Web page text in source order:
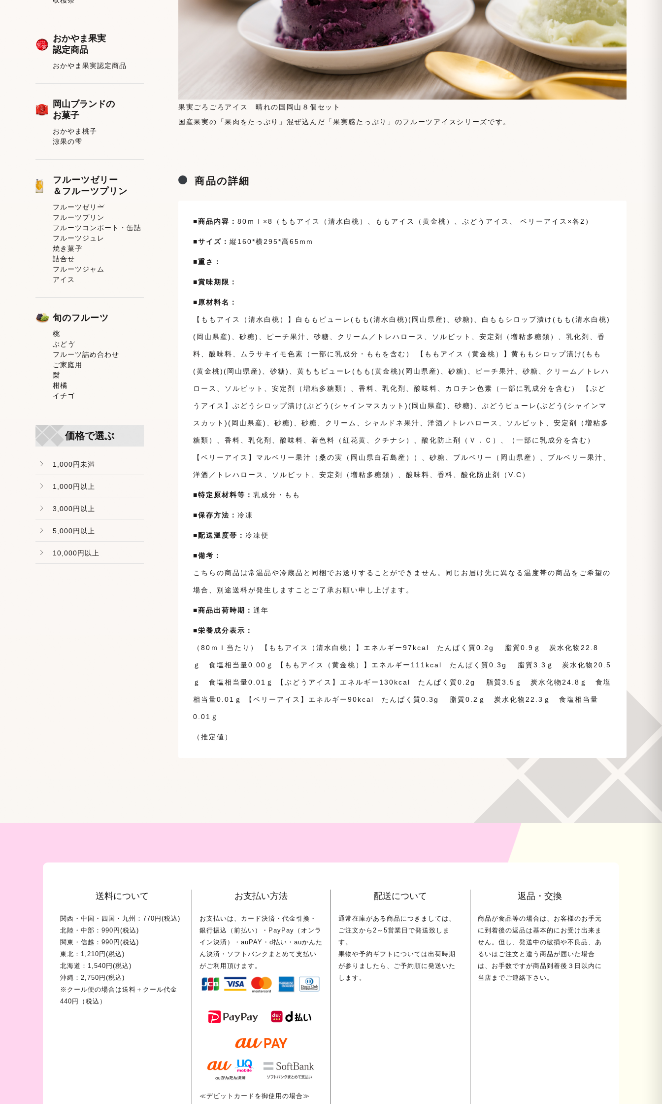
おかやま果実
認定商品
おかやま果実認定商品
岡山ブランドの
お菓子
おかやま桃子
涼果の雫
フルーツゼリー
＆フルーツプリン
フルーツゼリー
フルーツゼリー一覧
果肉入りタイプ
ピューレタイプ
スティックゼリータイプ
トマトゼリー
フルーツプリン
フルーツコンポート・缶詰
フルーツジュレ
焼き菓子
焼き菓子一覧
洋菓子
和菓子
詰合せ
フルーツジャム
アイス
旬のフルーツ
桃
桃一覧
白鳳
清水白桃
白麗
白皇
冬美白
ぶどう
ぶどう一覧
シャインマスカット
フルーツ詰め合わせ
ご家庭用
梨
梨一覧
柑橘
イチゴ
価格で選ぶ
1,000円未満
1,000円以上
3,000円以上
5,000円以上
10,000円以上
果実ごろごろアイス 晴れの国岡山８個セット
国産果実の「果肉をたっぷり」混ぜ込んだ「果実感たっぷり」のフルーツアイスシリーズです。
商品の詳細
■商品内容： 80ｍｌ×8（ももアイス（清水白桃）、ももアイス（黄金桃）、ぶどうアイス、 ベリーアイス×各2）
■サイズ： 縦160*横295*高65mm
■重さ：
■賞味期限：
■原材料名：
【ももアイス（清水白桃）】白ももピューレ(もも(清水白桃)(岡山県産)、砂糖)、白ももシロップ漬け(もも(清水白桃)
(岡山県産)、砂糖)、ピーチ果汁、砂糖、クリーム／トレハロース、ソルビット、安定剤（増粘多糖類）、乳化剤、香
料、酸味料、ムラサキイモ色素（一部に乳成分・ももを含む） 【ももアイス（黄金桃）】黄ももシロップ漬け(もも
(黄金桃)(岡山県産)、砂糖)、黄ももピューレ(もも(黄金桃)(岡山県産)、砂糖)、ピーチ果汁、砂糖、クリーム／トレハ
ロース、ソルビット、安定剤（増粘多糖類）、香料、乳化剤、酸味料、カロチン色素（一部に乳成分を含む） 【ぶど
うアイス】ぶどうシロップ漬け(ぶどう(シャインマスカット)(岡山県産)、砂糖)、ぶどうピューレ(ぶどう(シャインマ
スカット)(岡山県産)、砂糖)、砂糖、クリーム、シャルドネ果汁、洋酒／トレハロース、ソルビット、安定剤（増粘多
糖類）、香料、乳化剤、酸味料、着色料（紅花黄、クチナシ）、酸化防止剤（Ｖ．Ｃ）、（一部に乳成分を含む）
【ベリーアイス】マルベリー果汁（桑の実（岡山県白石島産））、砂糖、ブルベリー（岡山県産）、ブルベリー果汁、
洋酒／トレハロース、ソルビット、安定剤（増粘多糖類）、酸味料、香料、酸化防止剤（V.C）
■特定原材料等： 乳成分・もも
■保存方法： 冷凍
■配送温度帯： 冷凍便
■備考：
こちらの商品は常温品や冷蔵品と同梱でお送りすることができません。同じお届け先に異なる温度帯の商品をご希望の
場合、別途送料が発生しますことご了承お願い申し上げます。
■商品出荷時期： 通年
■栄養成分表示：
（80ｍｌ当たり） 【ももアイス（清水白桃）】エネルギー97kcal たんぱく質0.2g 脂質0.9ｇ 炭水化物22.8
ｇ 食塩相当量0.00ｇ 【ももアイス（黄金桃）】エネルギー111kcal たんぱく質0.3g 脂質3.3ｇ 炭水化物20.5
ｇ 食塩相当量0.01ｇ 【ぶどうアイス】エネルギー130kcal たんぱく質0.2g 脂質3.5ｇ 炭水化物24.8ｇ 食塩
相当量0.01ｇ 【ベリーアイス】エネルギー90kcal たんぱく質0.3g 脂質0.2ｇ 炭水化物22.3ｇ 食塩相当量
0.01ｇ
（推定値）
送料について
関西・中国・四国・九州：770円(税込)
北陸・中部：990円(税込)
関東・信越：990円(税込)
東北：1,210円(税込)
北海道：1,540円(税込)
沖縄：2,750円(税込)
※クール便の場合は送料＋クール代金
440円（税込）
お支払い方法
お支払いは、カード決済・代金引換・
銀行振込（前払い）・PayPay（オンラ
イン決済）・auPAY・d払い・auかんた
ん決済・ソフトバンクまとめて支払い
がご利用頂けます。
≪デビットカードを御使用の場合≫
配送について
通常在庫がある商品につきましては、
ご注文から2～5営業日で発送致しま
す。
果物や予約ギフトについては出荷時期
が参りましたら、ご予約順に発送いた
します。
返品・交換
商品が食品等の場合は、お客様のお手元
に到着後の返品は基本的にお受け出来ま
せん。但し、発送中の破損や不良品、あ
るいはご注文と違う商品が届いた場合
は、お手数ですが商品到着後３日以内に
当店までご連絡下さい。